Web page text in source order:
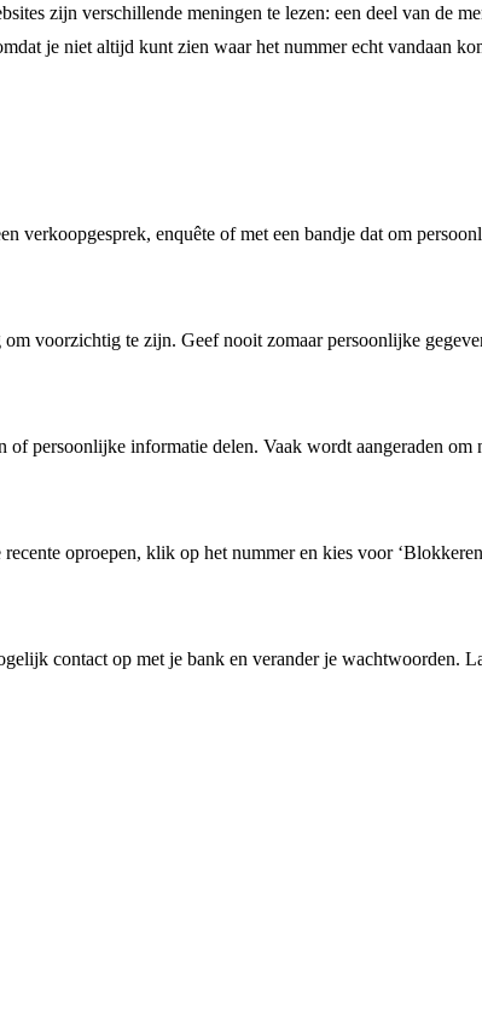
zijn verschillende meningen te lezen: een deel van de
je niet altijd kunt zien waar het nummer echt vandaan
verkoopgesprek, enquête of met een bandje dat om
voorzichtig te zijn. Geef nooit zomaar persoonlijke
persoonlijke informatie delen. Vaak wordt aangeraden om
oproepen, klik op het nummer en kies voor
contact op met je bank en verander je wachtwoorden.